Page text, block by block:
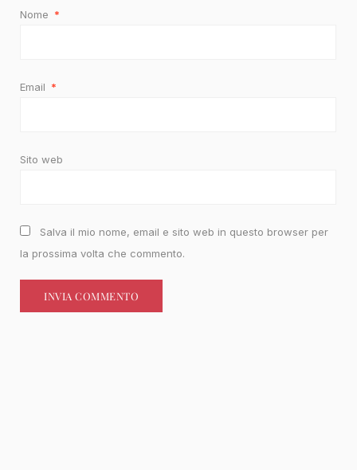
Nome *
Email *
Sito web
Salva il mio nome, email e sito web in questo browser per
la prossima volta che commento.